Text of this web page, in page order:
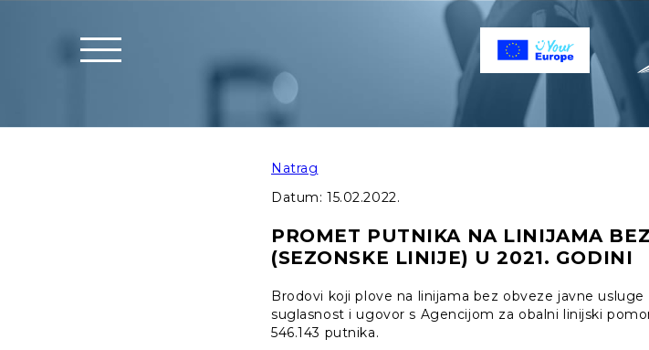
Natrag
Datum: 15.02.2022.
PROMET PUTNIKA NA LINIJAMA
(SEZONSKE LINIJE) U 2021. GODINI
Brodovi koji plove na linijama bez obveze javne usluge
suglasnost i ugovor s Agencijom za obalni linijski
546.143 putnika.